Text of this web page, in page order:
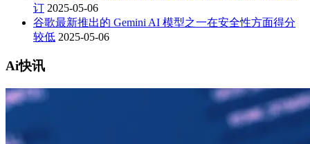
订 2025-05-06
谷歌最新推出的 Gemini AI 模型之一在安全性方面得分
较低 2025-05-06
Ai快讯